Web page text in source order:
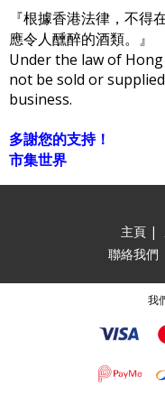
『根據香港法律，不得
應令人醺醉的酒類。』
Under the law of
not be sold or
business.
多謝您的支持！
市集世界
主頁 |
聯絡我們
我